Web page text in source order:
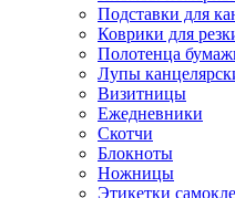
Подставки для
Коврики для
Полотенца
Лупы
Визитницы
Ежедневники
Скотчи
Блокноты
Ножницы
Этикетки